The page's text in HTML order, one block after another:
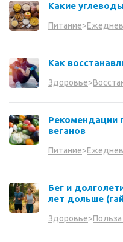
Какие
Питание>
Как
Здоровье>
Рекомендации
веганов
Питание>
Бег и
лет дольше
Здоровье>Польза